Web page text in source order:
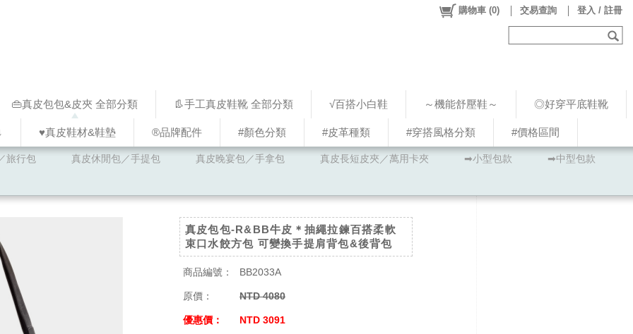
👜真皮包包&皮夾 全部分類 👢手工真皮鞋靴 全部分類 √百搭小白鞋 ～機能舒壓鞋～ ◎好穿平底鞋靴
♥︎真皮鞋材&鞋墊 ®品牌配件 #顏色分類 #皮革種類 #穿搭風格分類 #價格區間
購物車 (0) 交易查詢 登入 / 註冊
旅行包 真皮休閒包／手提包 真皮晚宴包／手拿包 真皮長短皮夾／萬用卡夾 ➡小型包款 ➡中型包款
真皮包包-R&BB牛皮＊抽繩拉鍊百搭柔軟
束口水餃方包 可變換手提肩背包&後背包
商品編號： BB2033A
原價： NTD 4080
優惠價： NTD 3091